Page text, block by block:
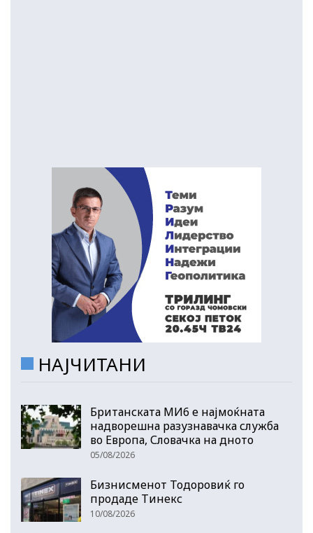
НАЈЧИТАНИ
Британската МИ6 е најмоќната
надворешна разузнавачка служба
во Европа, Словачка на дното
05/08/2026
Бизнисменот Тодоровиќ го
продаде Тинекс
10/08/2026